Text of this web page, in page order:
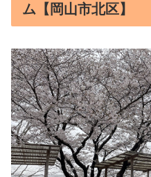
ム【岡山市北区】